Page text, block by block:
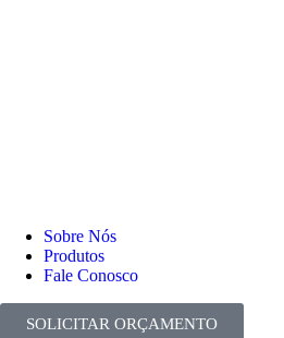
Sobre Nós
Produtos
Fale Conosco
SOLICITAR ORÇAMENTO